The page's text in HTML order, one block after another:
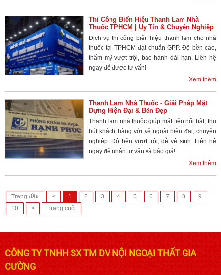
Thi Công Biển Hiệu Thanh Lam Nhà
Thuốc TPHCM | Uy Tín & Chuyên Nghiệp
Dịch vụ thi công biển hiệu thanh lam cho nhà
thuốc tại TPHCM đạt chuẩn GPP. Độ bền cao,
thẩm mỹ vượt trội, bảo hành dài hạn. Liên hệ
ngay để được tư vấn!
Xem thêm
Thanh Lam Nhà Thuốc - Giải Pháp Mặt
Dựng Hiện Đại & Bền Đẹp
Thanh lam nhà thuốc giúp mặt tiền nổi bật, thu
hút khách hàng với vẻ ngoài hiện đại, chuyên
nghiệp. Độ bền vượt trội, dễ vệ sinh. Liên hệ
ngay để nhận tư vấn và báo giá!
Xem thêm
Trang đầu < 1 2 3 4 5 6 7 8
9
10
> Trang cuối
CÔNG TY TNHH SX TM DV NỘI NGOẠI THẤT GIA
CƯỜNG